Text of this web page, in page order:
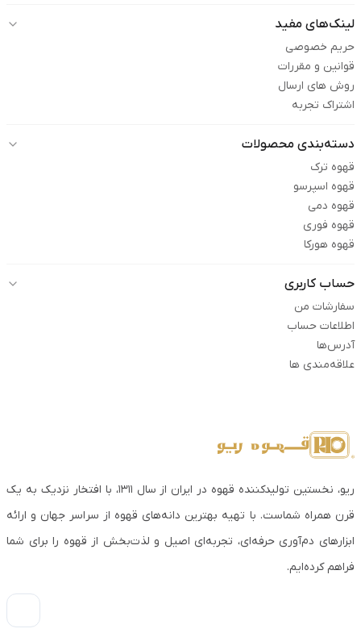
لینک‌های مفید
حریم خصوصی
قوانین و مقررات
روش های ارسال
اشتراک تجربه
دسته‌بندی محصولات
قهوه ترک
قهوه اسپرسو
قهوه دمی
قهوه فوری
قهوه هورکا
حساب کاربری
سفارشات من
اطلاعات حساب
آدرس‌ها
علاقه‌مندی ها
ریو، نخستین تولیدکننده قهوه در ایران از سال ۱۳۱۱، با افتخار نزدیک به یک
قرن همراه شماست. با تهیه بهترین دانه‌های قهوه از سراسر جهان و ارائه
ابزارهای دم‌آوری حرفه‌ای، تجربه‌ای اصیل و لذت‌بخش از قهوه را برای شما
فراهم کرده‌ایم.